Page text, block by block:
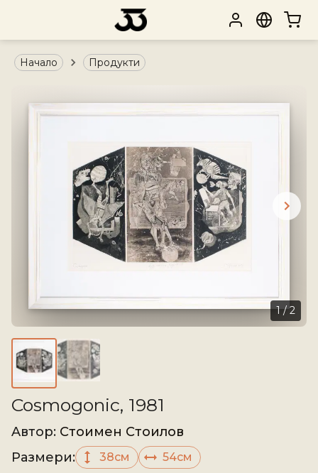
Начало Продукти
1/2
Cosmogonic, 1981
Aвтор: Стоимен Стоилов
Размери: 38см 54см